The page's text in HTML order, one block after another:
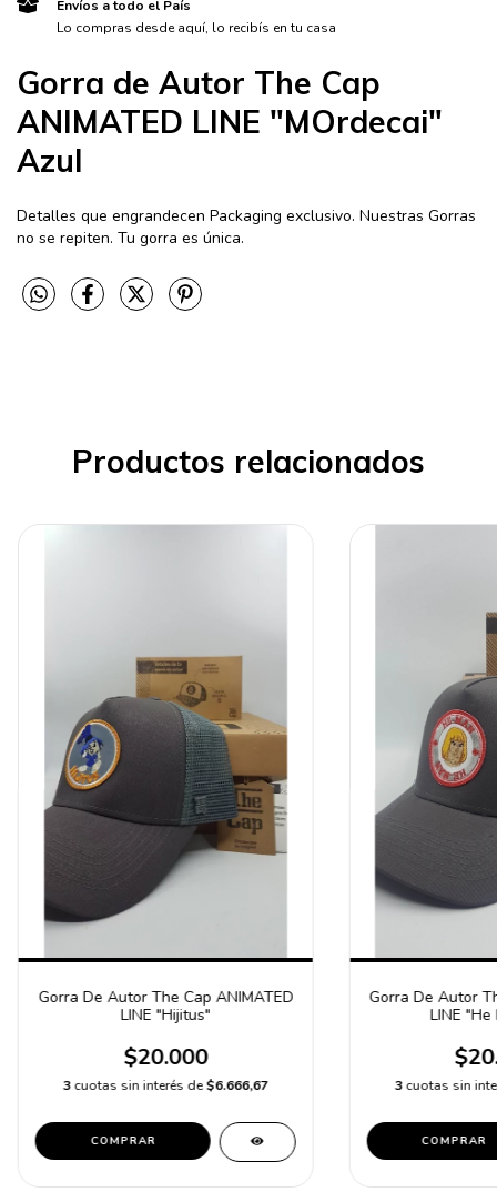
Envíos a todo el País
Lo compras desde aquí, lo recibís en tu casa
Gorra de Autor The Cap
ANIMATED LINE "MOrdecai"
Azul
Detalles que engrandecen Packaging exclusivo. Nuestras Gorras
no se repiten. Tu gorra es única.
Productos relacionados
Gorra De Autor The Cap ANIMATED
LINE "Hijitus"
$20.000
3cuotas sin interés de$6.666,67
COMPRAR
Gorra De Autor The Cap ANIMATED
LINE
3 cuotas sin
COMPRAR